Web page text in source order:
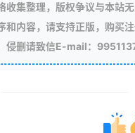
收集整理，版权争议与本站
和内容，请支持正版，购买
侵删请致信E-mail：